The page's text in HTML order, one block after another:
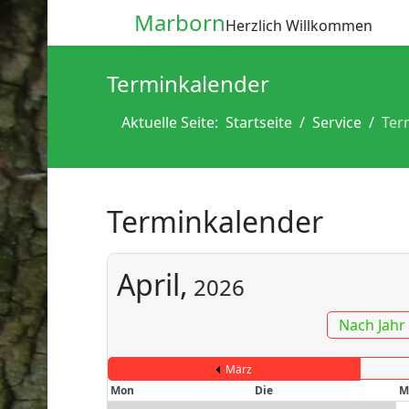
MarbornHerzlich Willkommen
Terminkalender
Aktuelle Seite: Startseite Service
Terminkalender
April, 2026
Nach Jahr
März
Mon
Die